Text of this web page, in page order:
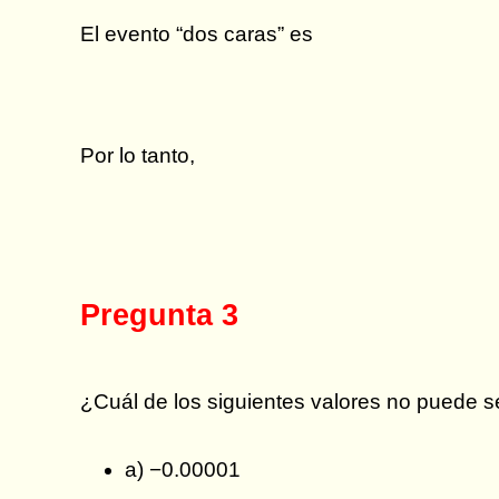
El evento “dos caras” es
Por lo tanto,
Pregunta 3
¿Cuál de los siguientes valores no puede
a) −0.00001